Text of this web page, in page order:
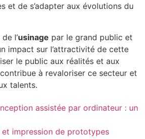
et de s’adapter aux évolutions du
l’usinage par le grand public et
impact sur l’attractivité de cette
le public aux réalités et aux
contribue à revaloriser ce secteur et
talents.
assistée par ordinateur : un
et impression de prototypes